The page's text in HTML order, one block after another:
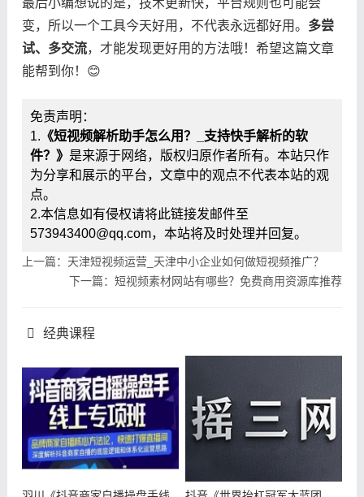
变，所以一个工具今天好用，不代表永远都好用。​ ​多尝
试、多交流​​，才能发现更好用的方法哦！希望这篇文章
能帮到你！😊
免责声明：
1. 《短视频解析助手怎么用？_支持快手解析的软
件？》 是来源于网络，版权归原作者所有。本站只作
为分享和展示的平台，文章中的观点不代表本站的观
点。
2.本信息如有侵权请将此链接发邮件至
573943400@qq.com，本站将及时处理并回复。
上一篇：天津短视频运营_天津中小企业如何做短视频推广？
下一篇：短视频素材网站有哪些？免费商用资源库推荐
经典课程